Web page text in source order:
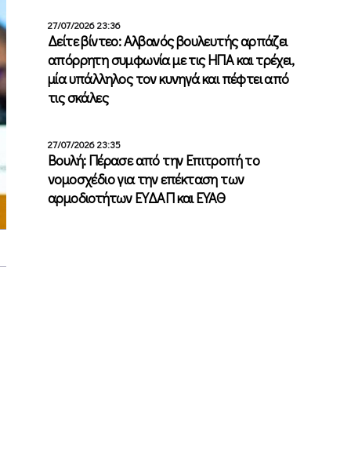
27/07/2026 23:36
Δείτε βίντεο: Αλβανός βουλευτής αρπάζει
απόρρητη συμφωνία με τις ΗΠΑ και τρέχει,
μία υπάλληλος τον κυνηγά και πέφτει από
τις σκάλες
27/07/2026 23:35
Βουλή: Πέρασε από την Επιτροπή το
νομοσχέδιο για την επέκταση των
αρμοδιοτήτων ΕΥΔΑΠ και ΕΥΑΘ